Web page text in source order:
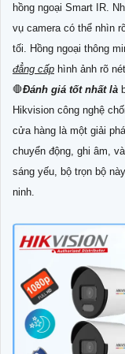
hồng ngoại Smart IR.
vụ camera có thể nhìn
tối. Hồng ngoại thông
đẳng cấp hình ảnh rõ
🛑Đánh giá tốt nhất là
Hikvision công nghệ
cửa hàng là một giải
chuyển động, ghi âm,
sáng yếu, bộ trọn bộ
ninh.